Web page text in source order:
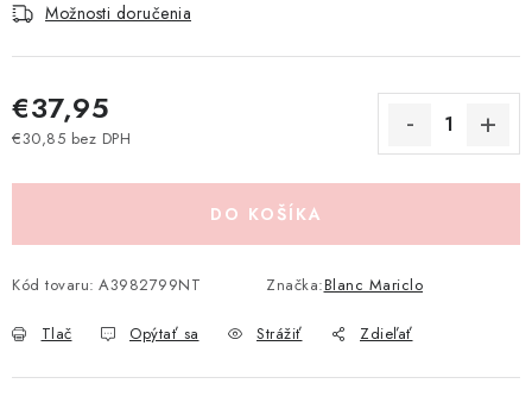
Ako nakupovať Doprava a platba
Obchodné podmienky
Podmienky ochrany osobných údajov
Návod na údržbu nábytku
Možnosti doručenia
€37,95
€30,85 bez DPH
DO KOŠÍKA
Kód tovaru: A3982799NT Značka:Blanc Mariclo
Tlač Opýtať sa Strážiť Zdieľať